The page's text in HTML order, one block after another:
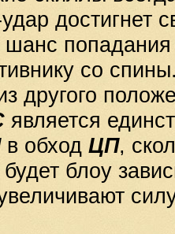
достигнет
попадания
со
другого
является
в обход ЦП,
блоу